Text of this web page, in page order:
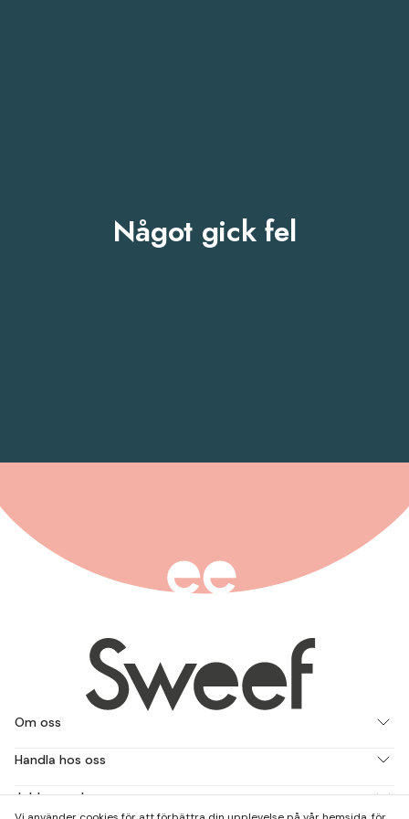
Något gick fel
Om oss
Handla hos oss
Jobba med oss